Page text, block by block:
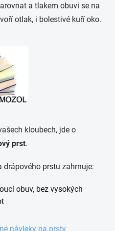
a tlakem obuvi se na
otlak, i bolestivé kuří oko.
kloubech, jde o
prst.
drápového prstu zahrnuje:
obuv, bez vysokých
návleky na prsty